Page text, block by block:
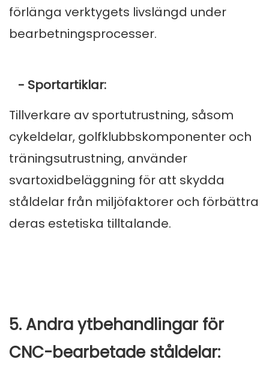
förlänga verktygets livslängd under
bearbetningsprocesser.
- Sportartiklar:
Tillverkare av sportutrustning, såsom
cykeldelar, golfklubbskomponenter och
träningsutrustning, använder
svartoxidbeläggning för att skydda
ståldelar från miljöfaktorer och förbättra
deras estetiska tilltalande.
5. Andra ytbehandlingar för
CNC-bearbetade ståldelar: